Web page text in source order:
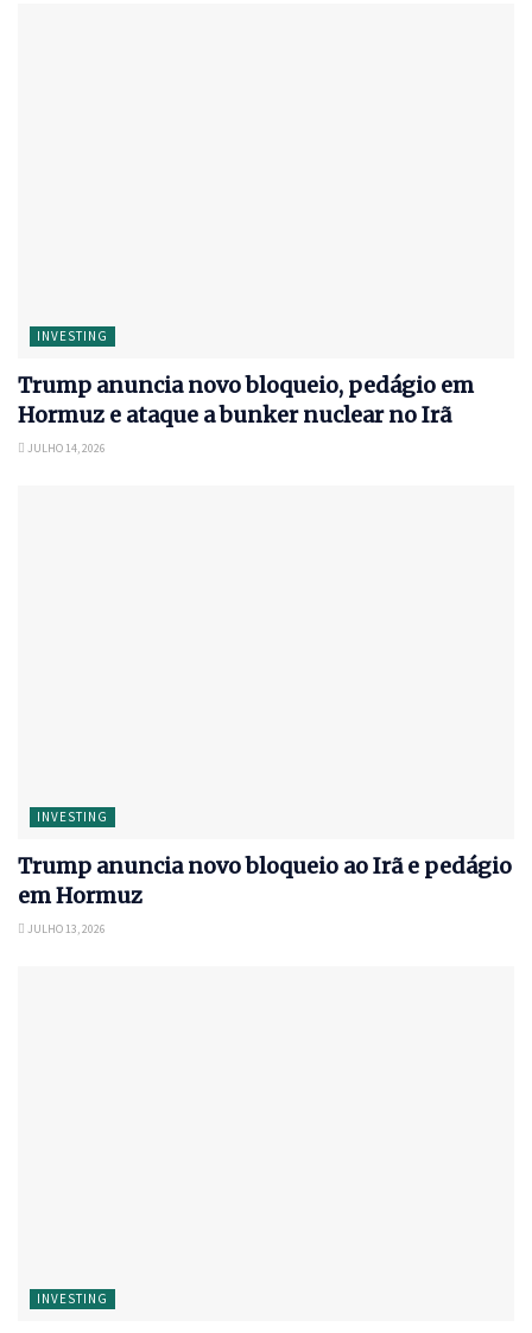
INVESTING
Trump anuncia novo bloqueio, pedágio em
Hormuz e ataque a bunker nuclear no Irã
JULHO 14, 2026
INVESTING
Trump anuncia novo bloqueio ao Irã e pedágio
em Hormuz
JULHO 13, 2026
INVESTING